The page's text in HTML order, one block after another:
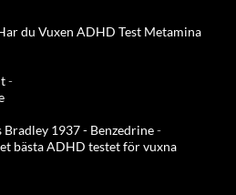
du Vuxen ADHD Test Metamina
-
1937 - Benzedrine-
bästa ADHD testet för vuxna